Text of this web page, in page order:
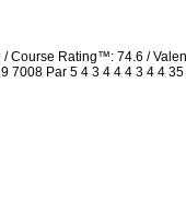
Course Rating™: 74.6 /
Par 5 4 3 4 4 4 3 4 4